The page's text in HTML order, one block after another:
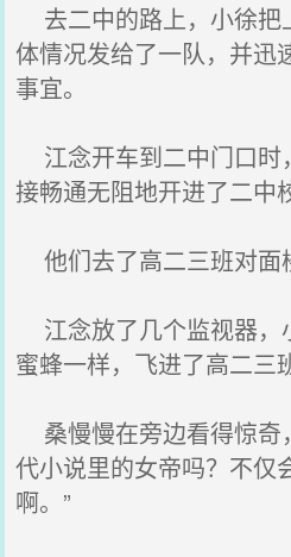
去二中的路上，小徐把
体情况发给了一队，并迅
事宜。
江念开车到二中门口时
接畅通无阻地开进了二中
他们去了高二三班对面
江念放了几个监视器，
蜜蜂一样，飞进了高二三
桑慢慢在旁边看得惊奇
代小说里的女帝吗？不仅
啊。”